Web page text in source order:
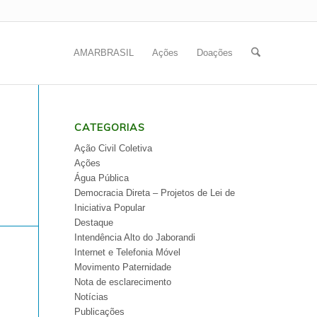
AMARBRASIL Ações Doações
CATEGORIAS
Ação Civil Coletiva
Ações
Água Pública
Democracia Direta – Projetos de Lei de
Iniciativa Popular
Destaque
Intendência Alto do Jaborandi
Internet e Telefonia Móvel
Movimento Paternidade
Nota de esclarecimento
Notícias
Publicações